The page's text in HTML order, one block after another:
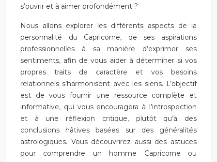
s’ouvrir et à aimer profondément ?
Nous allons explorer les différents aspects de la
personnalité du Capricorne, de ses aspirations
professionnelles à sa manière d’exprimer ses
sentiments, afin de vous aider à déterminer si vos
propres traits de caractère et vos besoins
relationnels s’harmonisent avec les siens. L’objectif
est de vous fournir une ressource complète et
informative, qui vous encouragera à l’introspection
et à une réflexion critique, plutôt qu’à des
conclusions hâtives basées sur des généralités
astrologiques. Vous découvrirez aussi des astuces
pour comprendre un homme Capricorne ou